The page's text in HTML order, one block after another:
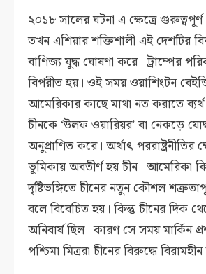
২০১৮ সালের ঘটনা এ ক্ষেত্রে
তখন এশিয়ার শক্তিশালী এই দেশটির
বাণিজ্য যুদ্ধ ঘোষণা করে। ট্রাম্পের
বিপরীত হয়। ওই সময় ওয়াশিংটন
আমেরিকার কাছে মাথা নত করাতে
চীনকে ‘উলফ ওয়ারিয়র’ বা নেকড়ে
অনুপ্রাণিত করে। অর্থাৎ পররাষ্ট্রনীতির
ভূমিকায় অবতীর্ণ হয় চীন। আমেরিকা
দৃষ্টিভঙ্গিতে চীনের নতুন কৌশল
বলে বিবেচিত হয়। কিন্তু চীনের দিক
অনিবার্য ছিল। কারণ সে সময় মার্কিন
পশ্চিমা মিত্ররা চীনের বিরুদ্ধে